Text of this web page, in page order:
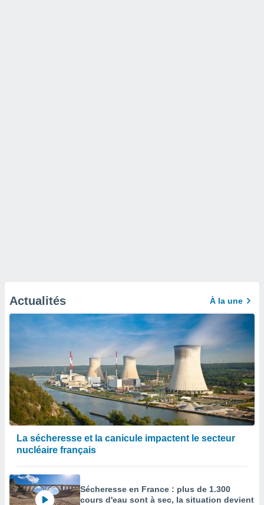
Actualités À la une
La sécheresse et la canicule impactent le secteur
nucléaire français
Sécheresse en France : plus de 1.300
cours d'eau sont à sec, la situation devient